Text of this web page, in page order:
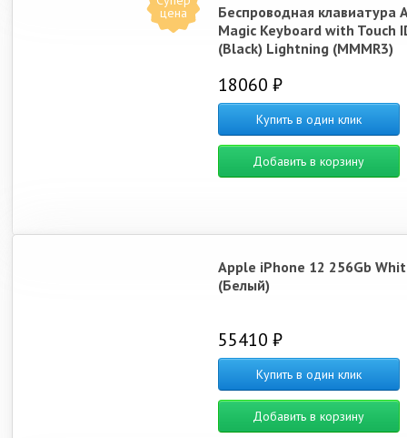
цена
Беспроводная клавиатура
Magic Keyboard with Touch
(Black) Lightning (MMMR3)
18060 ₽
Купить в один клик
Добавить в корзину
Apple iPhone 12 256Gb
(Белый)
55410 ₽
Купить в один клик
Добавить в корзину